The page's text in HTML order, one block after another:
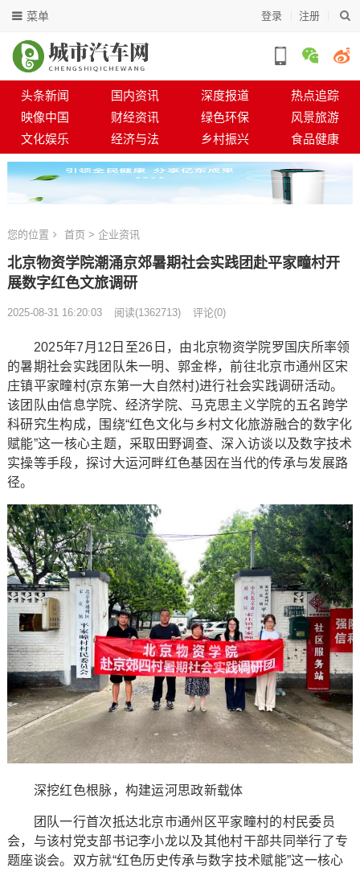
登录 注册
菜单
头条新闻 国内资讯 深度报道
热点追踪
映像中国
财经资讯 绿色环保
风景旅游
文化娱乐
经济与法 乡村振兴 食品健康
您的位置 首页 > 企业资讯
北京物资学院潮涌京郊暑期社会实践团赴平家疃村开
展数字红色文旅调研
2025-08-31 16:20:03 阅读(1362713) 评论(0)
2025年7月12日至26日，由北京物资学院罗国庆所率领
的暑期社会实践团队朱一明、郭金桦，前往北京市通州区宋
庄镇平家疃村(京东第一大自然村)进行社会实践调研活动。
该团队由信息学院、经济学院、马克思主义学院的五名跨学
科研究生构成，围绕“红色文化与乡村文化旅游融合的数字化
赋能”这一核心主题，采取田野调查、深入访谈以及数字技术
实操等手段，探讨大运河畔红色基因在当代的传承与发展路
径。
深挖红色根脉，构建运河思政新载体
团队一行首次抵达北京市通州区平家疃村的村民委员
会，与该村党支部书记李小龙以及其他村干部共同举行了专
题座谈会。双方就“红色历史传承与数字技术赋能”这一核心